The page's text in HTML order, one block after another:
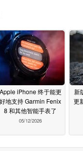
Apple iPhone 终于能更
好地支持 Garmin Fenix
8 和其他智能手表了
05/12/2026
新
更